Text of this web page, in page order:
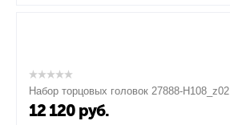
Набор торцовых головок 27888-H108_z02
12 120 руб.